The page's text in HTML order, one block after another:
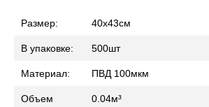
Размер: 40x43см
В упаковке: 500шт
Материал: ПВД 100мкм
Объем
0.04м³